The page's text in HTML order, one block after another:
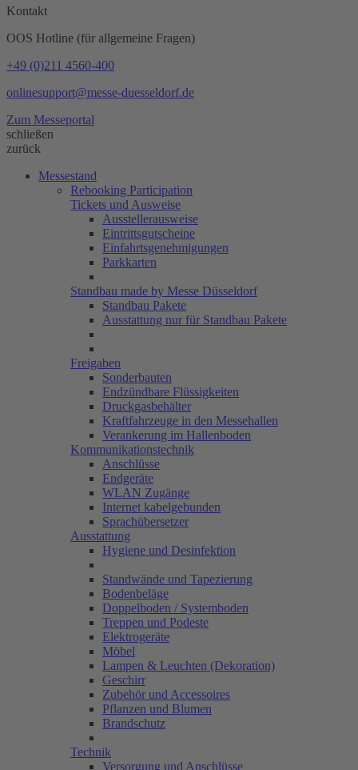
Kontakt
OOS Hotline (für allgemeine Fragen)
+49 (0)211 4560-400
onlinesupport@messe-duesseldorf.de
Zum Messeportal
schließen
zurück
Messestand
Rebooking Participation
Tickets und Ausweise
Ausstellerausweise
Eintrittsgutscheine
Einfahrtsgenehmigungen
Parkkarten
Standbau made by Messe Düsseldorf
Standbau Pakete
Ausstattung nur für Standbau Pakete
Freigaben
Sonderbauten
Endzündbare Flüssigkeiten
Druckgasbehälter
Kraftfahrzeuge in den Messehallen
Verankerung im Hallenboden
Kommunikationstechnik
Anschlüsse
Endgeräte
WLAN Zugänge
Internet kabelgebunden
Sprachübersetzer
Ausstattung
Hygiene und Desinfektion
Standwände und Tapezierung
Bodenbeläge
Doppelboden / Systemboden
Treppen und Podeste
Elektrogeräte
Möbel
Lampen & Leuchten (Dekoration)
Geschirr
Zubehör und Accessoires
Pflanzen und Blumen
Brandschutz
Technik
Versorgung und Anschlüsse